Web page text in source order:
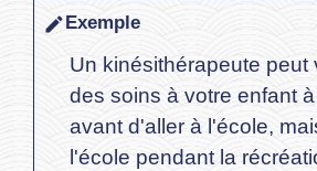
editExemple
Un kinésithérapeute peut
des soins à votre enfant
avant d'aller à l'école,
l'école pendant la